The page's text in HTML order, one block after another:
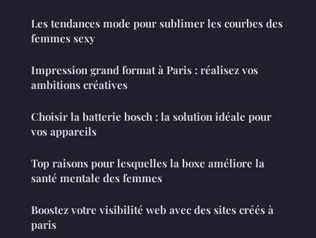
Les tendances mode pour sublimer les courbes des
femmes sexy
Impression grand format à Paris : réalisez vos
ambitions créatives
Choisir la batterie bosch : la solution idéale pour
vos appareils
Top raisons pour lesquelles la boxe améliore la
santé mentale des femmes
Boostez votre visibilité web avec des sites créés à
paris